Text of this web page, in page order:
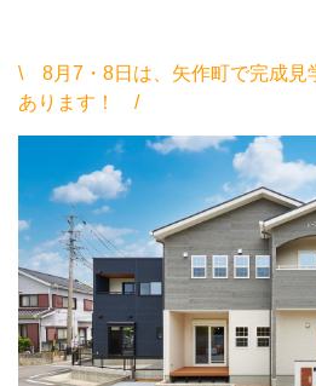
\ 8月7・8日は、矢作町で完成見
あります！ /